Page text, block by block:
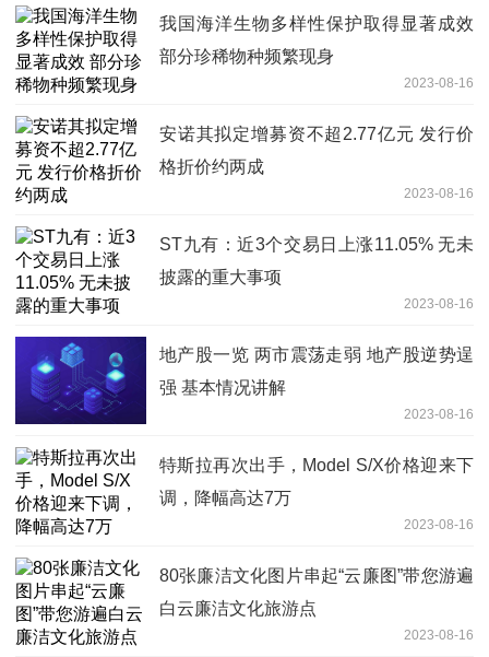
我国海洋生物多样性保护取得显著成效
部分珍稀物种频繁现身
2023-08-16
安诺其拟定增募资不超2.77亿元 发行价
格折价约两成
2023-08-16
ST九有：近3个交易日上涨11.05% 无未
披露的重大事项
2023-08-16
地产股一览 两市震荡走弱 地产股逆势逞
强 基本情况讲解
2023-08-16
特斯拉再次出手，Model S/X价格迎来下
调，降幅高达7万
2023-08-16
80张廉洁文化图片串起“云廉图”带您游遍
白云廉洁文化旅游点
2023-08-16